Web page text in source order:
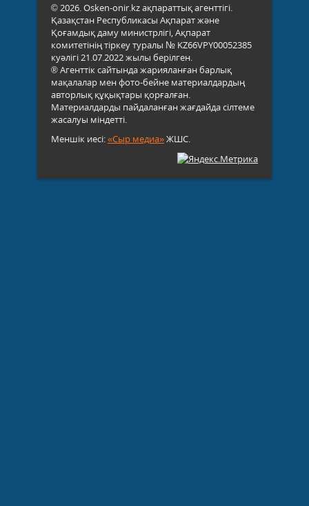
© 2026. Osken-onir.kz ақпараттық агенттігі.
Қазақстан Республикасы Ақпарат және
Қоғамдық даму министрлігі, Ақпарат
комитетінің тіркеу туралы № KZ66VPY00052385
куәлігі 21.07.2022 жылы берілген.
® Агенттік сайтында жарияланған барлық
мақалалар мен фото-бейне материалдардың
авторлық құқықтары қорғалған.
Материалдарды пайдаланған жағдайда сілтеме
жасалуы міндетті.
Меншік иесі:«Сыр медиа»ЖШС.